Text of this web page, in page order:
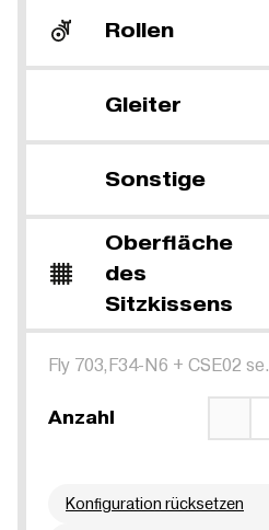
Rollen
Gleiter
Sonstige
Oberfläche
des
Sitzkissens
Fly 703,F34-N6 + CSE02 se.
Anzahl
Konfiguration rücksetzen